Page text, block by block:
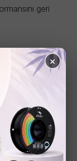
geri
×